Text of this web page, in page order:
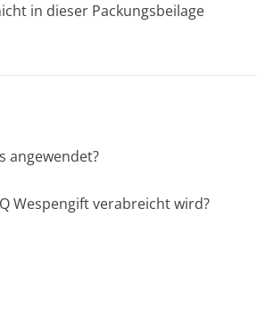
in dieser Packungsbeilage
angewendet?
Wespengift verabreicht wird?